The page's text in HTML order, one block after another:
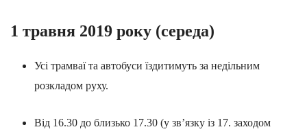
1 травня 2019 року (середа)
Усі трамваї та автобуси їздитимуть за недільним
розкладом руху.
Від 16.30 до близько 17.30 (у зв’язку із 17. заходом